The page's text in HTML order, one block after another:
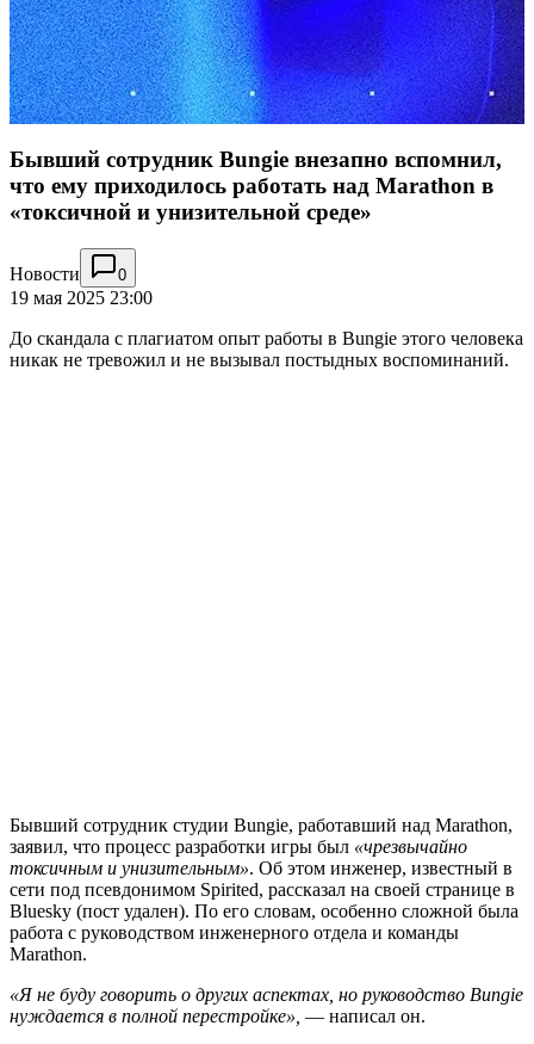
Бывший сотрудник Bungie внезапно вспомнил,
что ему приходилось работать над Marathon в
«токсичной и унизительной среде»
Новости 0
19 мая 2025 23:00
До скандала с плагиатом опыт работы в Bungie этого человека
никак не тревожил и не вызывал постыдных воспоминаний.
Бывший сотрудник студии Bungie, работавший над Marathon,
заявил, что процесс разработки игры был «чрезвычайно
токсичным и унизительным». Об этом инженер, известный в
сети под псевдонимом Spirited, рассказал на своей странице в
Bluesky (пост удален). По его словам, особенно сложной была
работа с руководством инженерного отдела и команды
Marathon.
«Я не буду говорить о других аспектах, но руководство Bungie
нуждается в полной перестройке», — написал он.